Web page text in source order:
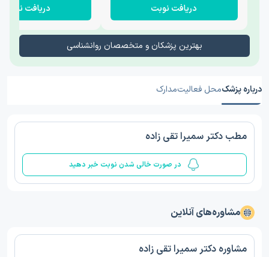
دریافت نوبت دریافت نوبت
بهترین پزشکان و متخصصان روانشناسی
درباره پزشکمحل فعالیتمدارک
مطب دکتر سمیرا تقی زاده
در صورت خالی شدن نوبت خبر دهید
مشاوره‌های آنلاین
مشاوره دکتر سمیرا تقی زاده